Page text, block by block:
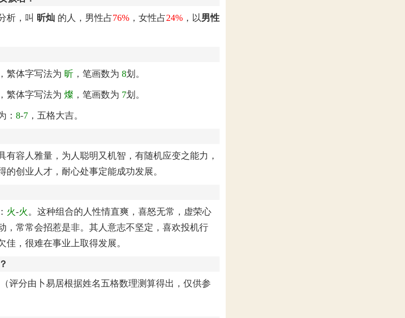
析，叫 昕灿 的人，男性占76% ，女性占24% ，以男性
繁体字写法为 昕 ，笔画数为 8划。
繁体字写法为 燦 ，笔画数为 7划。
： 8-7 ，五格大吉。
有容人雅量，为人聪明又机智，有随机应变之能力，
的创业人才，耐心处事定能成功发展。
火-火 。这种组合的人性情直爽，喜怒无常，虚荣心
，常常会招惹是非。其人意志不坚定，喜欢投机行
佳，很难在事业上取得发展。
评分由卜易居根据姓名五格数理测算得出，仅供参